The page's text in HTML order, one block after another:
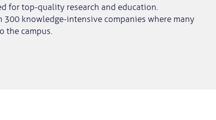
for top-quality research and education.
300 knowledge-intensive companies where many
the campus.